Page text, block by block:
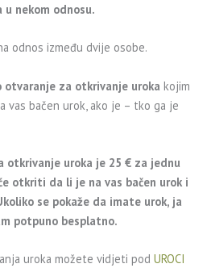
nekom odnosu.
odnos između dvije osobe.
otvaranje za otkrivanje uroka kojim
vas bačen urok, ako je – tko ga je
otkrivanje uroka je 25 € za jednu
otkriti da li je na vas bačen urok i
se pokaže da imate urok, ja
potpuno besplatno.
uroka možete vidjeti pod UROCI